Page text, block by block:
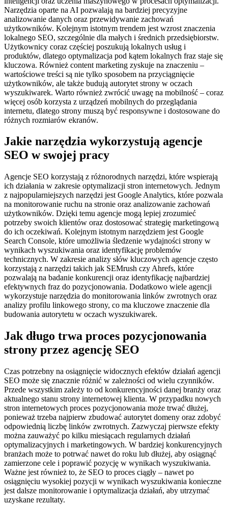
Narzędzia oparte na AI pozwalają na bardziej precyzyjne
analizowanie danych oraz przewidywanie zachowań
użytkowników. Kolejnym istotnym trendem jest wzrost znaczenia
lokalnego SEO, szczególnie dla małych i średnich przedsiębiorstw.
Użytkownicy coraz częściej poszukują lokalnych usług i
produktów, dlatego optymalizacja pod kątem lokalnych fraz staje się
kluczowa. Również content marketing zyskuje na znaczeniu –
wartościowe treści są nie tylko sposobem na przyciągnięcie
użytkowników, ale także budują autorytet strony w oczach
wyszukiwarek. Warto również zwrócić uwagę na mobilność – coraz
więcej osób korzysta z urządzeń mobilnych do przeglądania
internetu, dlatego strony muszą być responsywne i dostosowane do
różnych rozmiarów ekranów.
Jakie narzędzia wykorzystują agencje
SEO w swojej pracy
Agencje SEO korzystają z różnorodnych narzędzi, które wspierają
ich działania w zakresie optymalizacji stron internetowych. Jednym
z najpopularniejszych narzędzi jest Google Analytics, które pozwala
na monitorowanie ruchu na stronie oraz analizowanie zachowań
użytkowników. Dzięki temu agencje mogą lepiej zrozumieć
potrzeby swoich klientów oraz dostosować strategię marketingową
do ich oczekiwań. Kolejnym istotnym narzędziem jest Google
Search Console, które umożliwia śledzenie wydajności strony w
wynikach wyszukiwania oraz identyfikację problemów
technicznych. W zakresie analizy słów kluczowych agencje często
korzystają z narzędzi takich jak SEMrush czy Ahrefs, które
pozwalają na badanie konkurencji oraz identyfikację najbardziej
efektywnych fraz do pozycjonowania. Dodatkowo wiele agencji
wykorzystuje narzędzia do monitorowania linków zwrotnych oraz
analizy profilu linkowego strony, co ma kluczowe znaczenie dla
budowania autorytetu w oczach wyszukiwarek.
Jak długo trwa proces pozycjonowania
strony przez agencję SEO
Czas potrzebny na osiągnięcie widocznych efektów działań agencji
SEO może się znacznie różnić w zależności od wielu czynników.
Przede wszystkim zależy to od konkurencyjności danej branży oraz
aktualnego stanu strony internetowej klienta. W przypadku nowych
stron internetowych proces pozycjonowania może trwać dłużej,
ponieważ trzeba najpierw zbudować autorytet domeny oraz zdobyć
odpowiednią liczbę linków zwrotnych. Zazwyczaj pierwsze efekty
można zauważyć po kilku miesiącach regularnych działań
optymalizacyjnych i marketingowych. W bardziej konkurencyjnych
branżach może to potrwać nawet do roku lub dłużej, aby osiągnąć
zamierzone cele i poprawić pozycję w wynikach wyszukiwania.
Ważne jest również to, że SEO to proces ciągły – nawet po
osiągnięciu wysokiej pozycji w wynikach wyszukiwania konieczne
jest dalsze monitorowanie i optymalizacja działań, aby utrzymać
uzyskane rezultaty.